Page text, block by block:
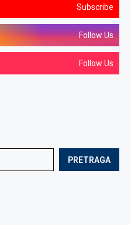
Subscribe
Follow Us
Follow Us
PRETRAGA